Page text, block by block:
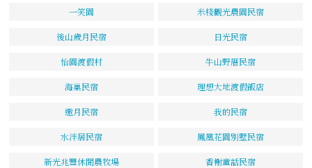
一笑園 米棧觀光農園民宿
後山歲月民宿 日光民宿
怡園渡假村 牛山野厝民宿
海巢民宿 理想大地渡假飯店
邀月民宿 我的民宿
水泮居民宿 鳳凰花園別墅民宿
新光兆豐休閒農牧場 香榭童話民宿